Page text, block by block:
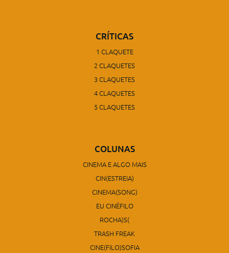
CRÍTICAS
1 CLAQUETE
2 CLAQUETES
3 CLAQUETES
4 CLAQUETES
5 CLAQUETES
COLUNAS
CINEMA E ALGO MAIS
CIN(ESTREIA)
CINEMA(SONG)
EU CINÉFILO
ROCHA)S(
TRASH FREAK
CINE(FILO)SOFIA